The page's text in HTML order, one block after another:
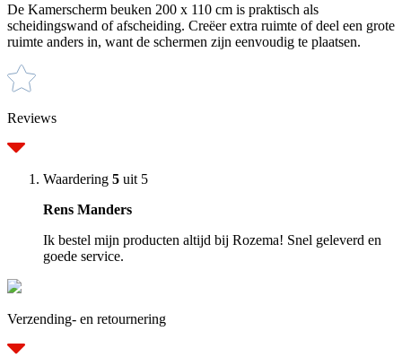
De Kamerscherm beuken 200 x 110 cm is praktisch als
scheidingswand of afscheiding. Creëer extra ruimte of deel een grote
ruimte anders in, want de schermen zijn eenvoudig te plaatsen.
Reviews
Waardering 5 uit 5
Rens Manders
Ik bestel mijn producten altijd bij Rozema! Snel geleverd en
goede service.
Verzending- en retournering